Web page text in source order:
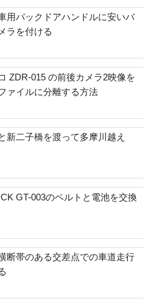
用バックドアハンドルに安いバ
ラを付ける
ZDR-015 の前後カメラ2映像を
ァイルに分離する方法
新二子橋を渡って多摩川越え
GT-003のベルトと電池を交換
断帯のある交差点での車道走行